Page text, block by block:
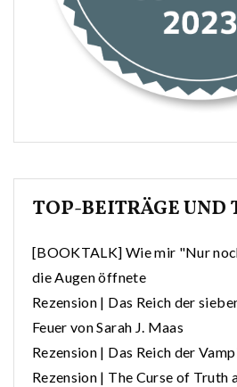
TOP-BEITRÄGE UND
[BOOKTALK] Wie mir "Nur
die Augen öffnete
Rezension | Das Reich der
Feuer von Sarah J. Maas
Rezension | Das Reich der
Rezension | The Curse of Truth